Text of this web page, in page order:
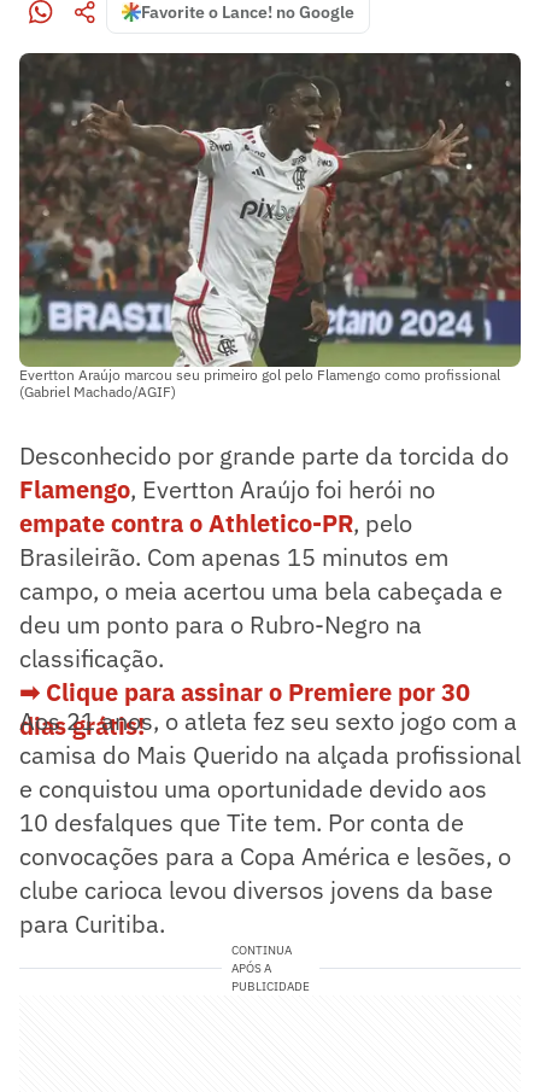
Favorite o Lance! no Google
Evertton Araújo marcou seu primeiro gol pelo Flamengo como profissional
(Gabriel Machado/AGIF)
Desconhecido por grande parte da torcida do
Flamengo, Evertton Araújo foi herói no
empate contra o Athletico-PR, pelo
Brasileirão. Com apenas 15 minutos em
campo, o meia acertou uma bela cabeçada e
deu um ponto para o Rubro-Negro na
classificação.
➡ Clique para assinar o Premiere por 30
dias grátis!
Aos 21 anos, o atleta fez seu sexto jogo com a
camisa do Mais Querido na alçada profissional
e conquistou uma oportunidade devido aos
10 desfalques que Tite tem. Por conta de
convocações para a Copa América e lesões, o
clube carioca levou diversos jovens da base
para Curitiba.
CONTINUA
APÓS A
PUBLICIDADE